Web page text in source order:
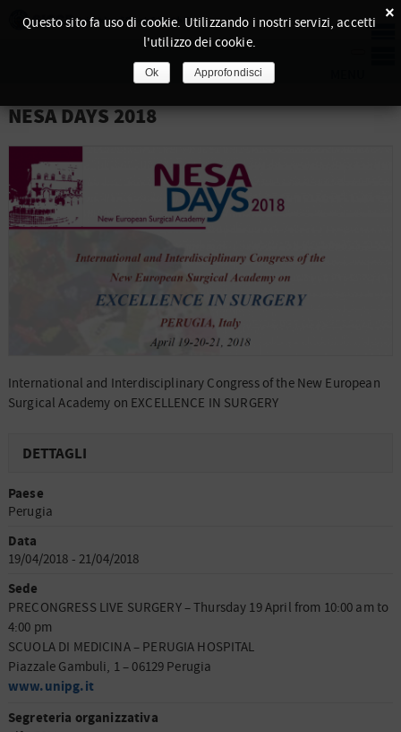
NESA DAYS 2018
International and Interdisciplinary Congress of the New European
Surgical Academy on EXCELLENCE IN SURGERY
DETTAGLI
Paese
Perugia
Data
19/04/2018 - 21/04/2018
Sede
PRECONGRESS LIVE SURGERY – Thursday 19 April from 10:00 am to
4:00 pm
SCUOLA DI MEDICINA – PERUGIA HOSPITAL
Piazzale Gambuli, 1 – 06129 Perugia
www.unipg.it
Segreteria organizzativa
×
Questo sito fa uso di cookie. Utilizzando i nostri servizi, accetti
l'utilizzo dei cookie.
Ok Approfondisci